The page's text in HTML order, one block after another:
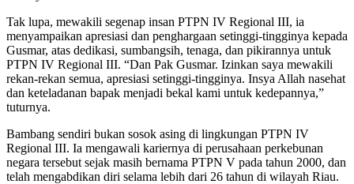
Tak lupa, mewakili segenap insan PTPN IV Regional III, ia
menyampaikan apresiasi dan penghargaan setinggi-tingginya kepada
Gusmar, atas dedikasi, sumbangsih, tenaga, dan pikirannya untuk
PTPN IV Regional III. “Dan Pak Gusmar. Izinkan saya mewakili
rekan-rekan semua, apresiasi setinggi-tingginya. Insya Allah nasehat
dan keteladanan bapak menjadi bekal kami untuk kedepannya,”
tuturnya.
Bambang sendiri bukan sosok asing di lingkungan PTPN IV
Regional III. Ia mengawali kariernya di perusahaan perkebunan
negara tersebut sejak masih bernama PTPN V pada tahun 2000, dan
telah mengabdikan diri selama lebih dari 26 tahun di wilayah Riau.